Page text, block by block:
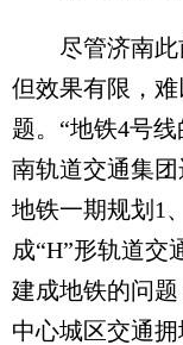
尽管济南此前
但效果有限，
题。“地铁4号
南轨道交通集
地铁一期规划1
成“H”形轨道交
建成地铁的问
中心城区交通拥